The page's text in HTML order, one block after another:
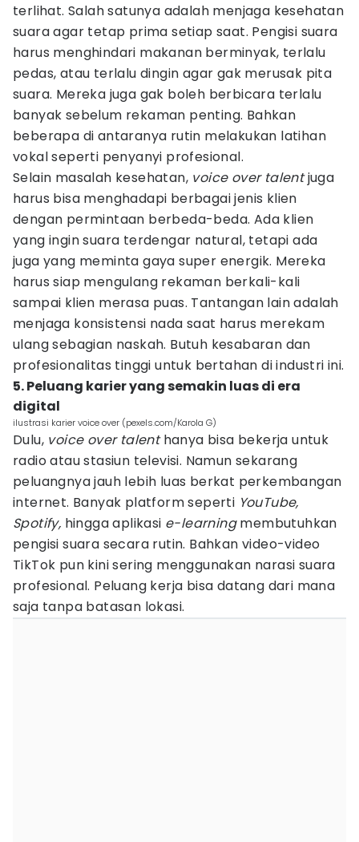
terlihat. Salah satunya adalah menjaga kesehatan
suara agar tetap prima setiap saat. Pengisi suara
harus menghindari makanan berminyak, terlalu
pedas, atau terlalu dingin agar gak merusak pita
suara. Mereka juga gak boleh berbicara terlalu
banyak sebelum rekaman penting. Bahkan
beberapa di antaranya rutin melakukan latihan
vokal seperti penyanyi profesional.
Selain masalah kesehatan, voice over talentjuga
harus bisa menghadapi berbagai jenis klien
dengan permintaan berbeda-beda. Ada klien
yang ingin suara terdengar natural, tetapi ada
juga yang meminta gaya super energik. Mereka
harus siap mengulang rekaman berkali-kali
sampai klien merasa puas. Tantangan lain adalah
menjaga konsistensi nada saat harus merekam
ulang sebagian naskah. Butuh kesabaran dan
profesionalitas tinggi untuk bertahan di industri ini.
5. Peluang karier yang semakin luas di era
digital
ilustrasi karier voice over (pexels.com/Karola G)
Dulu, voice over talenthanya bisa bekerja untuk
radio atau stasiun televisi. Namun sekarang
peluangnya jauh lebih luas berkat perkembangan
internet. Banyak platform seperti YouTube,
Spotify, hingga aplikasi e-learningmembutuhkan
pengisi suara secara rutin. Bahkan video-video
TikTok pun kini sering menggunakan narasi suara
profesional. Peluang kerja bisa datang dari mana
saja tanpa batasan lokasi.